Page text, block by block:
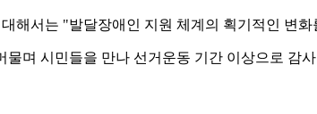
해서는 "발달장애인 지원 체계의 획기적인 변
물며 시민들을 만나 선거운동 기간 이상으로